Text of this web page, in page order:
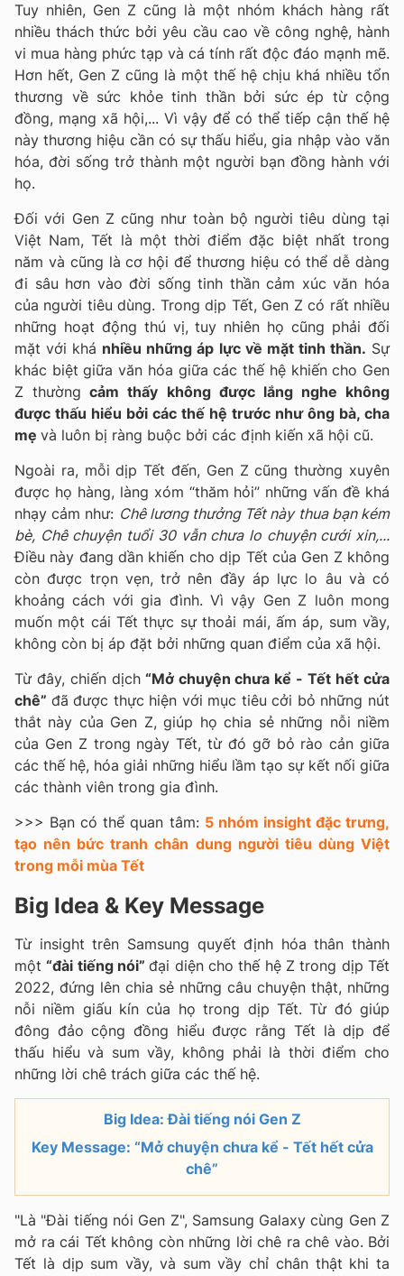
Tuy nhiên, Gen Z cũng là một nhóm khách hàng rất
nhiều thách thức bởi yêu cầu cao về công nghệ, hành
vi mua hàng phức tạp và cá tính rất độc đáo mạnh mẽ.
Hơn hết, Gen Z cũng là một thế hệ chịu khá nhiều tổn
thương về sức khỏe tinh thần bởi sức ép từ cộng
đồng, mạng xã hội,... Vì vậy để có thể tiếp cận thế hệ
này thương hiệu cần có sự thấu hiểu, gia nhập vào văn
hóa, đời sống trở thành một người bạn đồng hành với
họ.
Đối với Gen Z cũng như toàn bộ người tiêu dùng tại
Việt Nam, Tết là một thời điểm đặc biệt nhất trong
năm và cũng là cơ hội để thương hiệu có thể dễ dàng
đi sâu hơn vào đời sống tinh thần cảm xúc văn hóa
của người tiêu dùng. Trong dịp Tết, Gen Z có rất nhiều
những hoạt động thú vị, tuy nhiên họ cũng phải đối
mặt với khá nhiều những áp lực về mặt tinh thần. Sự
khác biệt giữa văn hóa giữa các thế hệ khiến cho Gen
Z thường cảm thấy không được lắng nghe không
được thấu hiểu bởi các thế hệ trước như ông bà, cha
mẹ và luôn bị ràng buộc bởi các định kiến xã hội cũ.
Ngoài ra, mỗi dịp Tết đến, Gen Z cũng thường xuyên
được họ hàng, làng xóm “thăm hỏi” những vấn đề khá
nhạy cảm như: Chê lương thưởng Tết này thua bạn kém
bè, Chê chuyện tuổi 30 vẫn chưa lo chuyện cưới xin,...
Điều này đang dần khiến cho dịp Tết của Gen Z không
còn được trọn vẹn, trở nên đầy áp lực lo âu và có
khoảng cách với gia đình. Vì vậy Gen Z luôn mong
muốn một cái Tết thực sự thoải mái, ấm áp, sum vầy,
không còn bị áp đặt bởi những quan điểm của xã hội.
Từ đây, chiến dịch“Mở chuyện chưa kể - Tết hết cửa
chê” đã được thực hiện với mục tiêu cởi bỏ những nút
thắt này của Gen Z, giúp họ chia sẻ những nỗi niềm
của Gen Z trong ngày Tết, từ đó gỡ bỏ rào cản giữa
các thế hệ, hóa giải những hiểu lầm tạo sự kết nối giữa
các thành viên trong gia đình.
>>> Bạn có thể quan tâm: 5 nhóm insight đặc trưng,
tạo nên bức tranh chân dung người tiêu dùng Việt
trong mỗi mùa Tết
Big Idea & Key Message
Từ insight trên Samsung quyết định hóa thân thành
một“đài tiếng nói”đại diện cho thế hệ Z trong dịp Tết
2022, đứng lên chia sẻ những câu chuyện thật, những
nỗi niềm giấu kín của họ trong dịp Tết. Từ đó giúp
đông đảo cộng đồng hiểu được rằng Tết là dịp để
thấu hiểu và sum vầy, không phải là thời điểm cho
những lời chê trách giữa các thế hệ.
Big Idea: Đài tiếng nói Gen Z
Key Message: “Mở chuyện chưa kể - Tết hết cửa
chê”
"Là "Đài tiếng nói Gen Z", Samsung Galaxy cùng Gen Z
mở ra cái Tết không còn những lời chê ra chê vào. Bởi
Tết là dịp sum vầy, và sum vầy chỉ chân thật khi ta